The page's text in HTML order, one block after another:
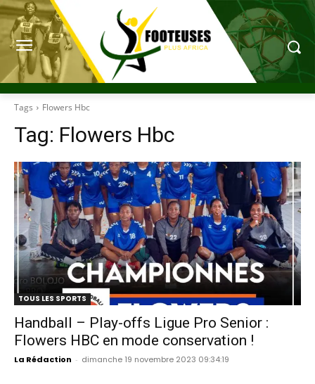
Tags Flowers Hbc
Tag: Flowers Hbc
TOUS LES SPORTS
Handball – Play-offs Ligue Pro Senior :
Flowers HBC en mode conservation !
La Rédaction - dimanche 19 novembre 2023 09:34:19